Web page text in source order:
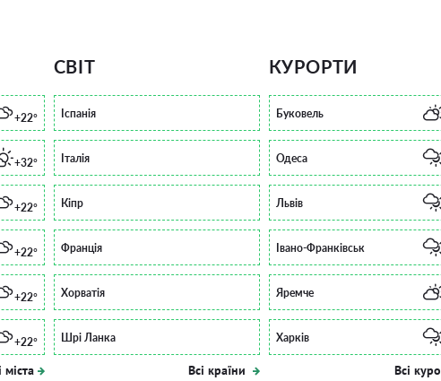
+22°
+32°
+22°
+22°
+22°
+22°
міста
СВІТ
Іспанія
Італія
Кіпр
Франція
Хорватія
Шрі Ланка
Всі країни
КУРОРТИ
Буковель
Одеса
Львів
Івано-Франківськ
Яремче
Харків
Всі